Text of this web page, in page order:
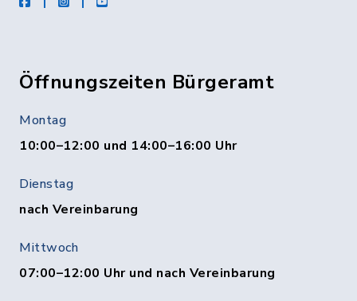
Öffnungszeiten Bürgeramt
Montag
10:00–12:00 und 14:00–16:00 Uhr
Dienstag
nach Vereinbarung
Mittwoch
07:00–12:00 Uhr und nach Vereinbarung